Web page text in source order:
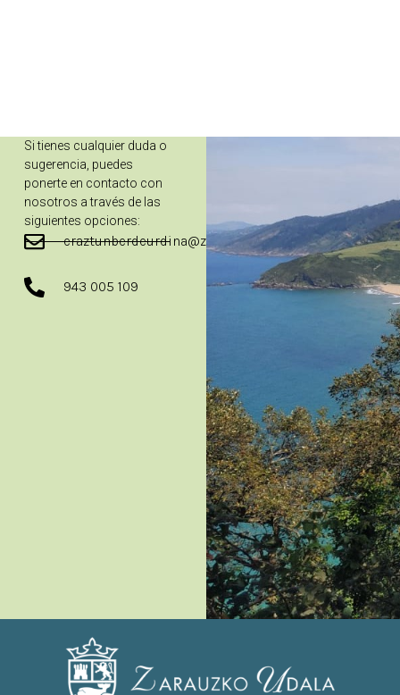
Si tienes cualquier duda o
sugerencia, puedes
ponerte en contacto con
nosotros a través de las
siguientes opciones:
eraztunberdeurdina@zarautz.eus
943 005 109